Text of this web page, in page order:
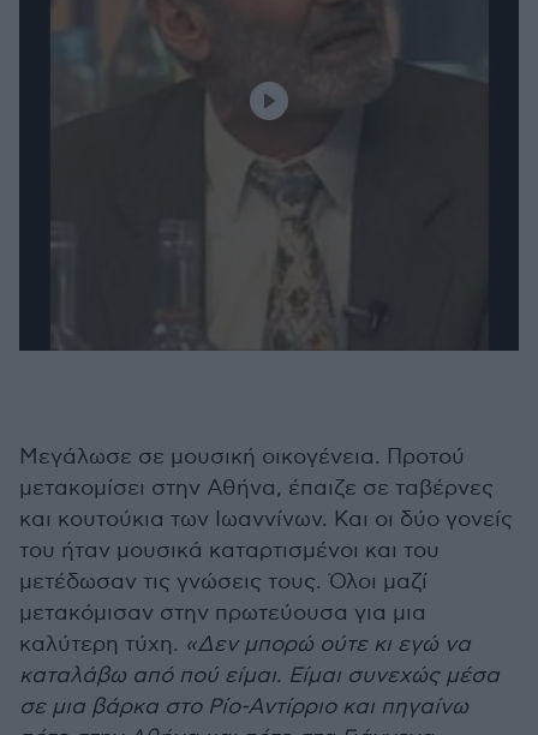
Μεγάλωσε σε μουσική οικογένεια. Προτού
μετακομίσει στην Αθήνα, έπαιζε σε ταβέρνες
και κουτούκια των Ιωαννίνων. Και οι δύο γονείς
του ήταν μουσικά καταρτισμένοι και του
μετέδωσαν τις γνώσεις τους. Όλοι μαζί
μετακόμισαν στην πρωτεύουσα για μια
καλύτερη τύχη. «Δεν μπορώ ούτε κι εγώ να
καταλάβω από πού είμαι. Είμαι συνεχώς μέσα
σε μια βάρκα στο Ρίο-Αντίρριο και πηγαίνω